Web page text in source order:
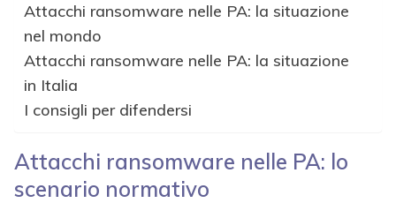
Attacchi ransomware nelle PA: la situazione
nel mondo
Attacchi ransomware nelle PA: la situazione
in Italia
I consigli per difendersi
Attacchi ransomware nelle PA: lo
scenario normativo